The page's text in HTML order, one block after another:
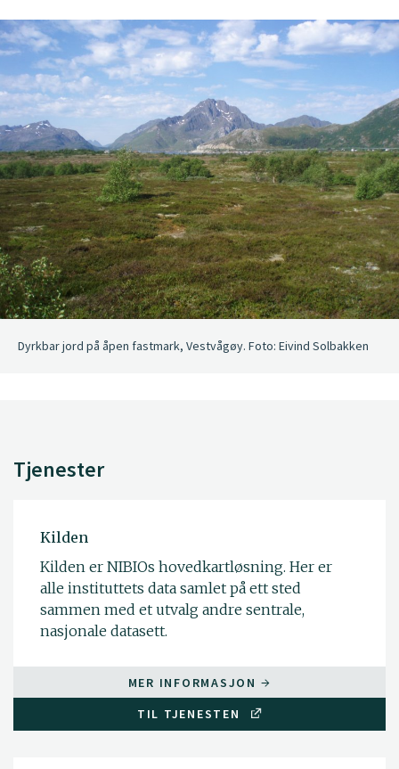
Dyrkbar jord på åpen fastmark, Vestvågøy. Foto: Eivind Solbakken
Tjenester
Kilden
Kilden er NIBIOs hovedkartløsning. Her er
alle instituttets data samlet på ett sted
sammen med et utvalg andre sentrale,
nasjonale datasett.
MER INFORMASJON
TIL TJENESTEN